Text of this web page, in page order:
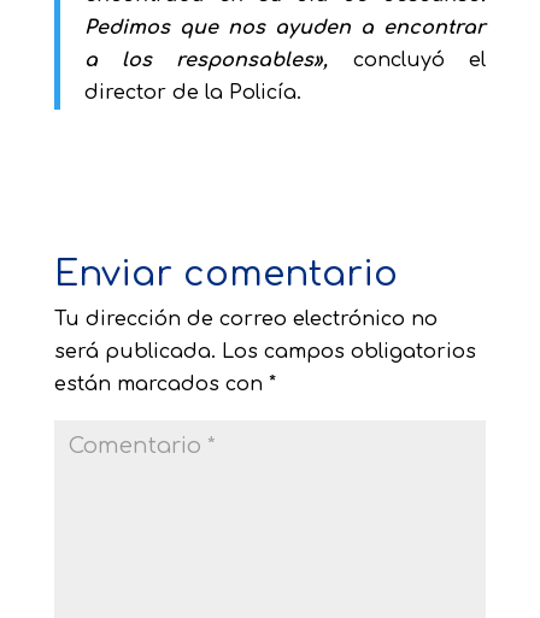
Pedimos que nos ayuden a encontrar
a los responsables», concluyó el
director de la Policía.
Enviar comentario
Tu dirección de correo electrónico no
será publicada. Los campos obligatorios
están marcados con *